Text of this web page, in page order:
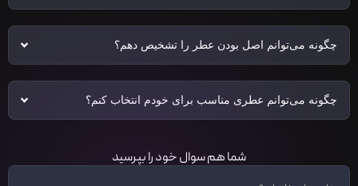
چگونه می‌توانم اصل بودن عطر را تشخیص دهم؟
چگونه می‌توانم عطری مناسب برای خودم انتخاب کنم؟
شما هم سوال خود را بپرسید